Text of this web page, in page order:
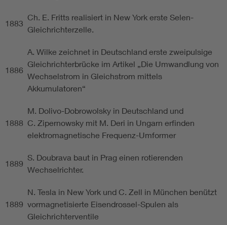
1883
Ch. E. Fritts realisiert in New York erste Selen-
Gleichrichterzelle.
1886
A. Wilke zeichnet in Deutschland erste zweipulsige
Gleichrichterbrücke im Artikel „Die Umwandlung von
Wechselstrom in Gleichstrom mittels
Akkumulatoren“
1888
M. Dolivo-Dobrowolsky in Deutschland und
C. Zipernowsky mit M. Deri in Ungarn erfinden
elektromagnetische Frequenz-Umformer
1889
S. Doubrava baut in Prag einen rotierenden
Wechselrichter.
1889
N. Tesla in New York und C. Zell in München benützt
vormagnetisierte Eisendrossel-Spulen als
Gleichrichterventile